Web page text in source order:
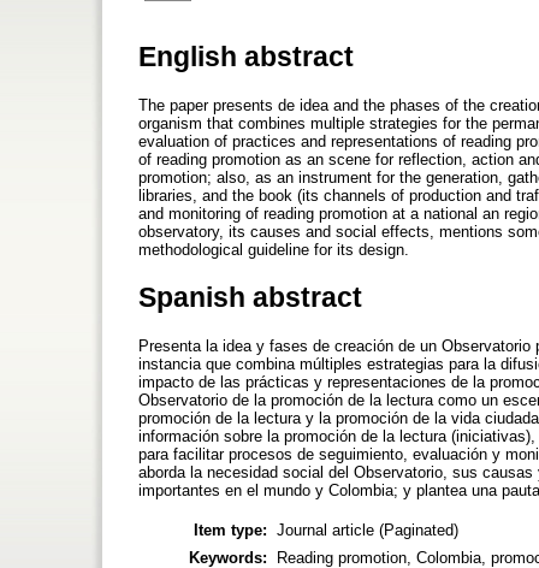
English abstract
The paper presents de idea and the phases of the
organism that combines multiple strategies for the
evaluation of practices and representations of reading
of reading promotion as an scene for reflection, action
promotion; also, as an instrument for the generation,
libraries, and the book (its channels of production and
and monitoring of reading promotion at a national an
observatory, its causes and social effects, mentions
methodological guideline for its design.
Spanish abstract
Presenta la idea y fases de creación de un
instancia que combina múltiples estrategias para la
impacto de las prácticas y representaciones de la
Observatorio de la promoción de la lectura como un
promoción de la lectura y la promoción de la vida
información sobre la promoción de la lectura
para facilitar procesos de seguimiento, evaluación y
aborda la necesidad social del Observatorio, sus
importantes en el mundo y Colombia; y plantea una
Item type: Journal article (Paginated)
Keywords:
Reading promotion, Colombia,